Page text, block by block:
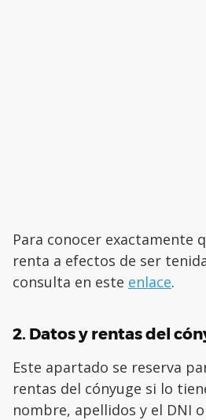
Para conocer exactamente
renta a efectos de ser
consulta en este enlace.
2. Datos y rentas del
Este apartado se reserva
rentas del cónyuge si lo
nombre, apellidos y el DNI o